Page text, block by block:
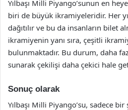
Yılbaşı Milli Piyango’sunun en
biri de büyük ikramiyeleridir. Her
dağıtılır ve bu da insanların bilet
ikramiyenin yanı sıra, çeşitli
bulunmaktadır. Bu durum, daha
sunarak çekilişi daha çekici hale
Sonuç olarak
Yılbaşı Milli Piyango’su, sadece